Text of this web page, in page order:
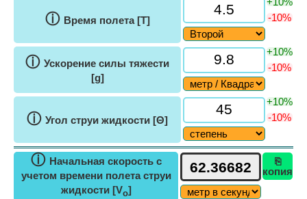
ⓘ Время полета [T]
-10%
ⓘ Ускорение силы тяжести
[g]
+10%
-10%
ⓘ Угол струи жидкости [Θ]
+10%
-10%
ⓘ Начальная скорость с
учетом времени полета струи
жидкости [Vo]
⎘
копия